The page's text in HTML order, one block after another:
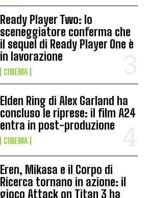
Ready Player Two: lo
sceneggiatore conferma che
il sequel di Ready Player One è
in lavorazione
CINEMA
Elden Ring di Alex Garland ha
concluso le riprese: il film A24
entra in post-produzione
CINEMA
Eren, Mikasa e il Corpo di
Ricerca tornano in azione: il
gioco Attack on Titan 3 ha